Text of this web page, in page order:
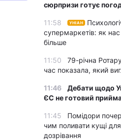
сюрпризи готує
11:58 УНІАН
супермаркетів: як
більше
11:50
79-річна
час показала, який
11:46
Дебати щодо
ЄС не готовий
11:45
Помідори
чим поливати кущі
дозрівання